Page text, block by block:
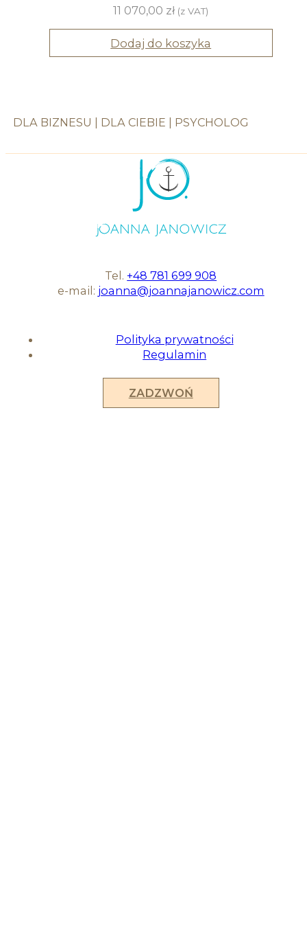
11 070,00 zł (z VAT)
Dodaj do koszyka
DLA BIZNESU DLA CIEBIE PSYCHOLOG
Tel.+48 781 699 908
e-mail: joanna@joannajanowicz.com
Polityka prywatności
Regulamin
ZADZWOŃ